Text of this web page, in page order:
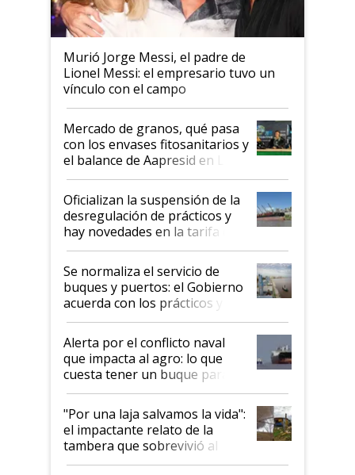
Murió Jorge Messi, el padre de
Lionel Messi: el empresario tuvo un
vínculo con el campo
Mercado de granos, qué pasa
con los envases fitosanitarios y
el balance de Aapresid en La
Posta
Oficializan la suspensión de la
desregulación de prácticos y
hay novedades en la tarifa de
la hidrovía
Se normaliza el servicio de
buques y puertos: el Gobierno
acuerda con los prácticos y
suspende el decreto de
desregulación
Alerta por el conflicto naval
que impacta al agro: lo que
cuesta tener un buque parado
y el peligro de que Argentina
pase a ser "país sucio"
"Por una laja salvamos la vida":
el impactante relato de la
tambera que sobrevivió al
tornado